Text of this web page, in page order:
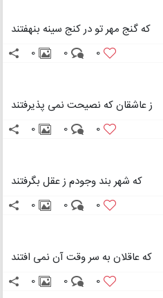
که گنج مهر تو در کنج سینه بنهفتند
0
0
0
ز عاشقان که نصیحت نمی پذیرفتند
0
0
0
که شهر بند وجودم ز عقل بگرفتند
0
0
0
که عاقلان به سر وقت آن نمی افتند
0
0
0